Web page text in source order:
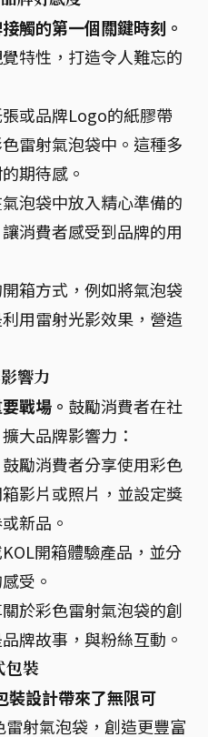
觸的第一個關鍵時刻。
特性，打造令人難忘的
或品牌Logo的紙膠帶
雷射氣泡袋中。這種多
期待感。
泡袋中放入精心準備的
消費者感受到品牌的用
箱方式，例如將氣泡袋
用雷射光影效果，營造
響力
戰場。 鼓勵消費者在社
大品牌影響力：
鼓勵消費者分享使用彩色
影片或照片，並設定獎
新品。
開箱體驗產品，並分
受。
於彩色雷射氣泡袋的創
牌故事，與粉絲互動。
包裝
裝設計帶來了無限可
射氣泡袋，創造更豐富